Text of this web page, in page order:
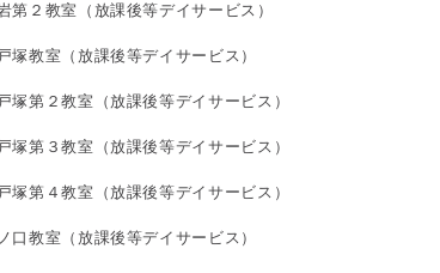
第２教室（放課後等デイサービス）
塚教室（放課後等デイサービス）
塚第２教室（放課後等デイサービス）
塚第３教室（放課後等デイサービス）
塚第４教室（放課後等デイサービス）
口教室（放課後等デイサービス）